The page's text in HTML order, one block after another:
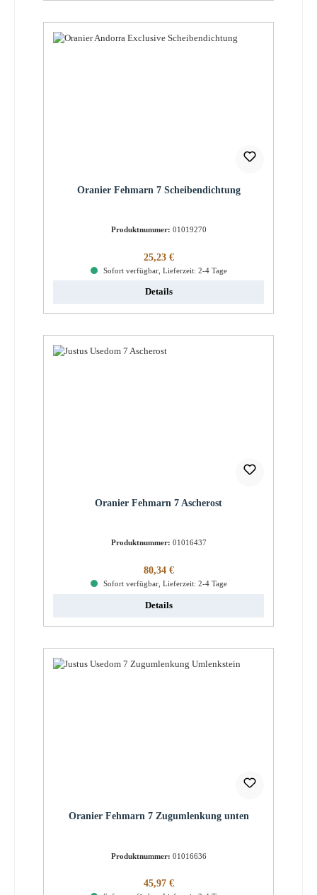
Oranier Fehmarn 7 Scheibendichtung
Produktnummer: 01019270
Regulärer Preis:
25,23 €
Sofort verfügbar, Lieferzeit: 2-4 Tage
Details
Oranier Fehmarn 7 Ascherost
Produktnummer: 01016437
Regulärer Preis:
80,34 €
Sofort verfügbar, Lieferzeit: 2-4 Tage
Details
Oranier Fehmarn 7 Zugumlenkung unten
Produktnummer: 01016636
Regulärer Preis:
45,97 €